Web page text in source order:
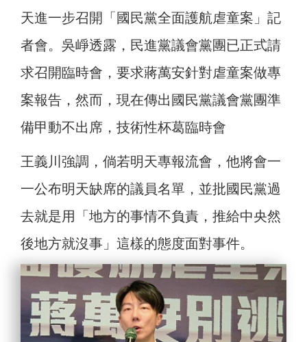
天進一步召開「國民黨全面護航虐童案」記
者會。吳崢透露，民進黨議會黨團已正式請
求召開臨時會，要求蔣萬安針對虐童案做專
案報告，然而，現在傳出國民黨議會黨團準
備甲動不出席，技術性杯葛臨時會
王義川強調，倘若明天專報流會，他將會一
一公布明天缺席的議員名單，並批國民黨過
去就是用「地方的事情不負責，推給中央然
後地方就沒事」這樣的態度面對事件。